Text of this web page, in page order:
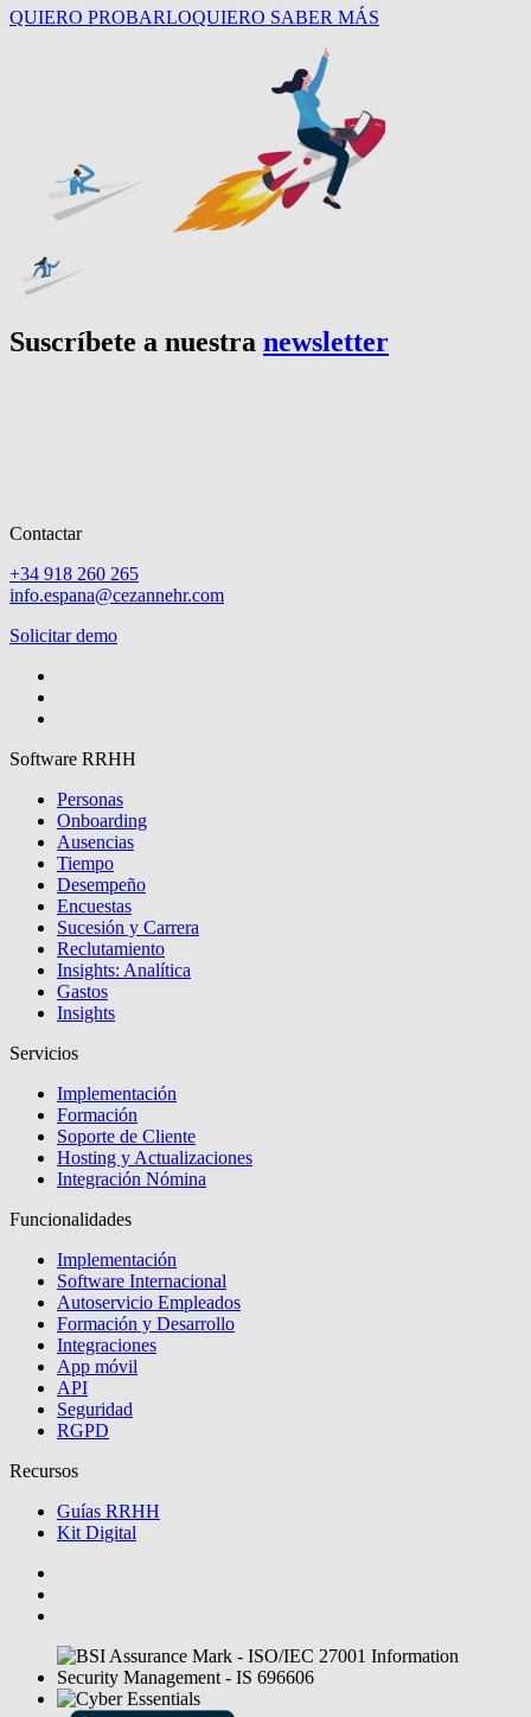
QUIERO PROBARLOQUIERO SABER MÁS
Suscríbete a nuestra newsletter
Contactar
+34 918 260 265
info.espana@cezannehr.com
Solicitar demo
Software RRHH
Personas
Onboarding
Ausencias
Tiempo
Desempeño
Encuestas
Sucesión y Carrera
Reclutamiento
Insights: Analítica
Gastos
Insights
Servicios
Implementación
Formación
Soporte de Cliente
Hosting y Actualizaciones
Integración Nómina
Funcionalidades
Implementación
Software Internacional
Autoservicio Empleados
Formación y Desarrollo
Integraciones
App móvil
API
Seguridad
RGPD
Recursos
Guías RRHH
Kit Digital